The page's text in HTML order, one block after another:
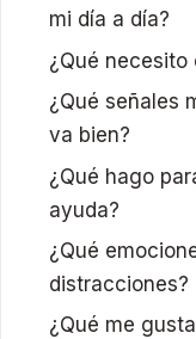
mi día a día?
¿Qué necesito
¿Qué señales
va bien?
¿Qué hago
ayuda?
¿Qué
distracciones?
¿Qué me